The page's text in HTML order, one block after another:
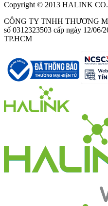
Copyright © 2013 HALINK
CÔNG TY TNHH THƯƠNG
số 0312323503 cấp ngày 12/
TP.HCM